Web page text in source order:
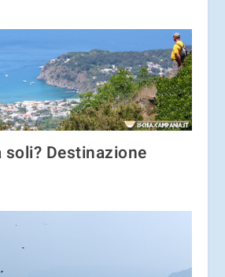
soli? Destinazione